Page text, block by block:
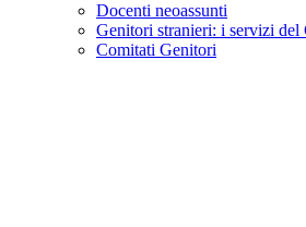
Docenti neoassunti
Genitori stranieri: i servizi del
Comitati Genitori